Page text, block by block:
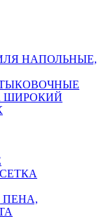
НАПОЛЬНЫЕ,
ШИРОКИЙ
ПЕНА,